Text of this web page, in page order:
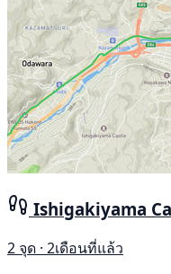
Ishigakiyama
2 จุด · 2เดือนที่แล้ว